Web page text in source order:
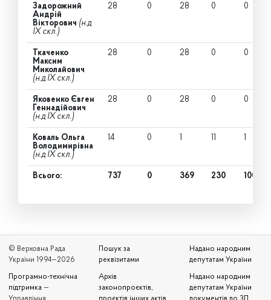
Задорожний
Андрій
Вікторович (н.д
IX скл.)
28 0 28 0 0
Ткаченко
Максим
Миколайович
(н.д IX скл.)
28 0 28 0 0
Яковенко Євген
Геннадійович
(н.д IX скл.)
28 0 28 0 0
Коваль Ольга
Володимирівна
(н.д IX скл.)
14 0 1 11 1
Всього: 737 0 369 230 100
© Верховна Рада
України 1994—2026
Програмно-технічна
підтримка —
Пошук за
реквізитами
Архів
законопроєктів,
Надано народним
депутатам України
Надано народним
депутатам України